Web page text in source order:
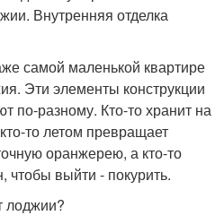
Внутренняя отделка
самой маленькой квартире
Эти элементы конструкции
по-разному. Кто-то хранит на
то летом превращает
оранжерею, а кто-то
чтобы выйти - покурить.
лоджии?